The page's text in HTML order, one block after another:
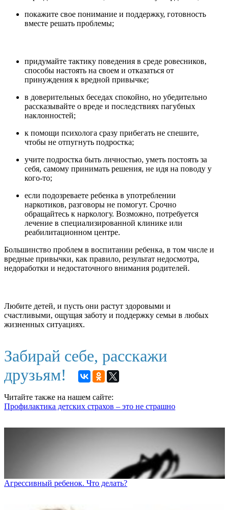
покажите свое понимание и поддержку, готовность
вместе решать проблемы;
придумайте тактику поведения в среде ровесников,
способы настоять на своем и отказаться от
принуждения к вредной привычке;
в доверительных беседах спокойно, но убедительно
рассказывайте о вреде и последствиях пагубных
наклонностей;
к помощи психолога сразу прибегать не спешите,
чтобы не отпугнуть подростка;
учите подростка быть личностью, уметь постоять за
себя, самому принимать решения, не идя на поводу у
кого-то;
если подозреваете ребенка в употреблении
наркотиков, разговоры не помогут. Срочно
обращайтесь к наркологу. Возможно, потребуется
лечение в специализированной клинике или
реабилитационном центре.
Большинство проблем в воспитании ребенка, в том числе и
вредные привычки, как правило, результат недосмотра,
недоработки и недостаточного внимания родителей.
Любите детей, и пусть они растут здоровыми и
счастливыми, ощущая заботу и поддержку семьи в любых
жизненных ситуациях.
Забирай себе, расскажи
друзьям!
Читайте также на нашем сайте:
Профилактика детских страхов – это не страшно
Агрессивный ребенок. Что делать?